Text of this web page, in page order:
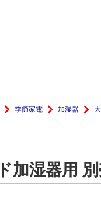
季節家電 加湿器
加湿器用